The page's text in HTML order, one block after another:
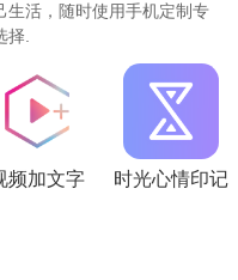
欢的小说，你可以很
内容，我们为你推荐热
名。你很容易找到你
生活，随时使用手机定制专
择.
频加文字 时光心情印记